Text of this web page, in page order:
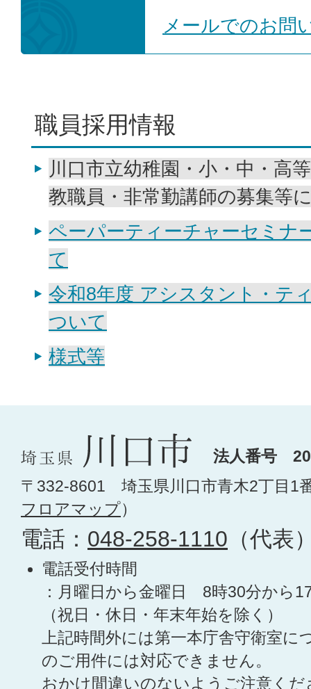
メールでのお問
職員採用情報
川口市立幼稚園・小・中・高
教職員・非常勤講師の募集等
ペーパーティーチャーセミナ
て
令和8年度 アシスタント・テ
ついて
様式等
法人番号
〒332-8601 埼玉県川口市青木2丁目1
フロアマップ）
電話： 048-258-1110 （代表
電話受付時間
：月曜日から金曜日 8時30分から
（祝日・休日・年末年始を除く）
上記時間外には第一本庁舎守衛室に
のご用件には対応できません。
おかけ間違いのないようご注意くだ